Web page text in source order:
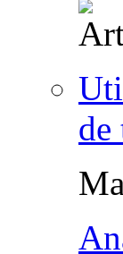
de